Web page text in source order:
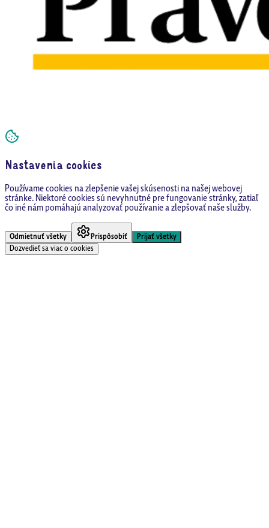
Nastavenia cookies
Používame cookies na zlepšenie vašej skúsenosti na našej webovej
stránke. Niektoré cookies sú nevyhnutné pre fungovanie stránky, zatiaľ
čo iné nám pomáhajú analyzovať používanie a zlepšovať naše služby.
Odmietnuť všetky Prispôsobiť
Prijať všetky
Dozvedieť sa viac o cookies